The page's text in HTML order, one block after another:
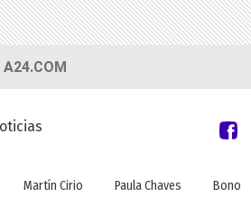
A24.COM
Martín Cirio Paula Chaves Bono